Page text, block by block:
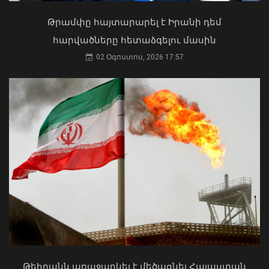
06 Օգոստոս, 2026 22:33
Վթար Լոռու մարզում․ փրկարարները
վարորդին դուրս են բերել
Մկրտության արարողությունից հետո
Արտաշատում 14 մարդ թունավորման
ախտանիշներով դիմել է ԲԿ. ՀՎԿԱԿ
02 Օգոստոս, 2026 15:06
Թրամփը հայտարարել է Իրանի դեմ
հարվածները հետաձգելու մասին
02 Օգոստոս, 2026 17:57
Թեհրանն առաջարկել է մեծացնել Հայաստան